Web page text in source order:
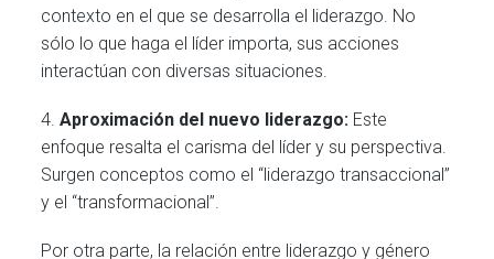
contexto en el que se desarrolla el liderazgo. No
sólo lo que haga el líder importa, sus acciones
interactúan con diversas situaciones.
4.Aproximación del nuevo liderazgo: Este
enfoque resalta el carisma del líder y su perspectiva.
Surgen conceptos como el “liderazgo transaccional”
y el “transformacional”.
Por otra parte, la relación entre liderazgo y género